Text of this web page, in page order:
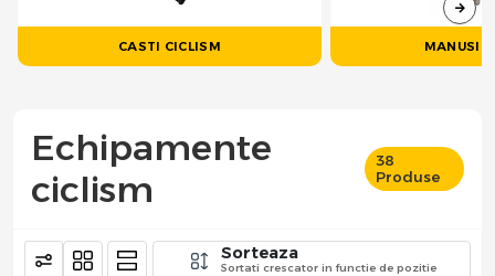
CASTI CICLISM MANUSI
Echipamente
ciclism
38
Produse
Sorteaza
Sortati crescator in functie de pozitie